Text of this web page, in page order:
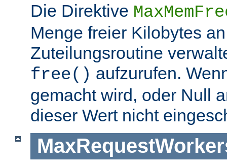
Die Direktive
Menge freier Kilobytes
Zuteilungsroutine
free() aufzurufen.
gemacht wird, oder Null
dieser Wert nicht